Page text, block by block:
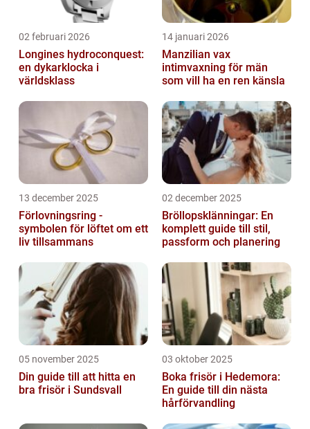
02 februari 2026
Longines hydroconquest:
en dykarklocka i
världsklass
14 januari 2026
Manzilian vax
intimvaxning för män
som vill ha en ren känsla
13 december 2025
Förlovningsring -
symbolen för löftet om ett
liv tillsammans
02 december 2025
Bröllopsklänningar: En
komplett guide till stil,
passform och planering
05 november 2025
Din guide till att hitta en
bra frisör i Sundsvall
03 oktober 2025
Boka frisör i Hedemora:
En guide till din nästa
hårförvandling